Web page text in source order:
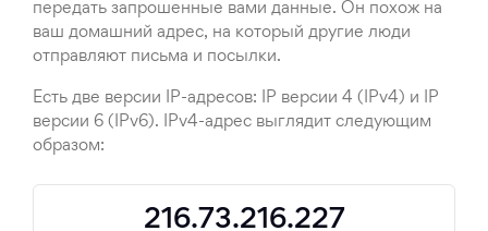
передать запрошенные вами данные. Он похож на
ваш домашний адрес, на который другие люди
отправляют письма и посылки.
Есть две версии IP-адресов: IP версии 4 (IPv4) и IP
версии 6 (IPv6). IPv4-адрес выглядит следующим
образом:
216.73.216.227